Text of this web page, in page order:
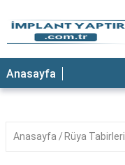
Anasayfa
Anasayfa Rüya Tabirleri